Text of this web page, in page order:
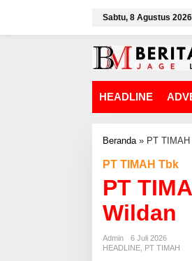
w
Sabtu, 8 Agustus 2026
HEADLINE
Beranda» PT
PT TIMAH Tbk
PT
Wildan
Admin
6 Juli 2026
HEADLINE PT TIMAH